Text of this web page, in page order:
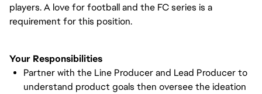
players. A love for football and the FC series is a
requirement for this position.
Your Responsibilities
Partner with the Line Producer and Lead Producer to
understand product goals then oversee the ideation